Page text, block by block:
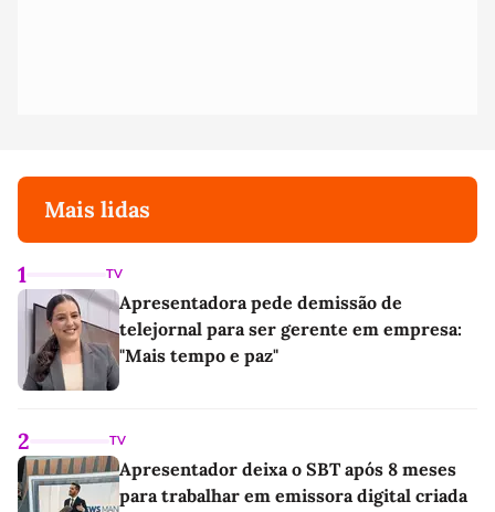
Mais lidas
1 TV
Apresentadora pede demissão de
telejornal para ser gerente em empresa:
"Mais tempo e paz"
2 TV
Apresentador deixa o SBT após 8 meses
para trabalhar em emissora digital criada